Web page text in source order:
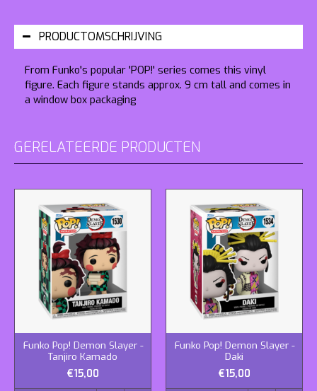
PRODUCTOMSCHRIJVING
From Funko's popular 'POP!' series comes this vinyl
figure. Each figure stands approx. 9 cm tall and comes in
a window box packaging
GERELATEERDE PRODUCTEN
Funko Pop! Demon Slayer -
Tanjiro Kamado
€15,00
Funko Pop! Demon Slayer -
Daki
€15,00